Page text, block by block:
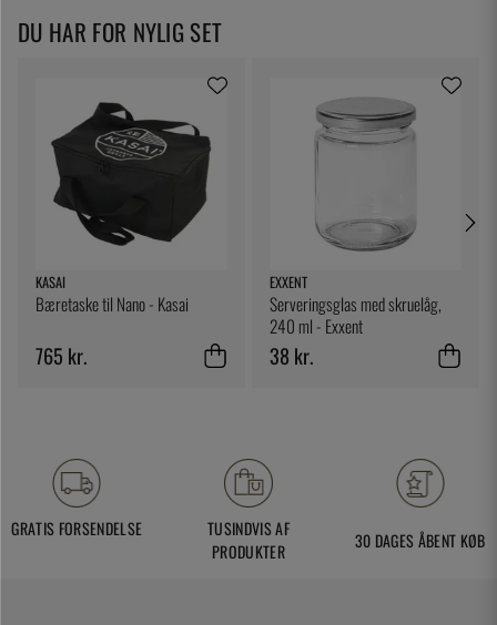
DU HAR FOR NYLIG SET
KASAI
Bæretaske til Nano - Kasai
765 kr.
EXXENT
Serveringsglas med skruelåg,
240 ml - Exxent
38 kr.
GRATIS FORSENDELSE
TUSINDVIS AF
PRODUKTER
30 DAGES ÅBENT KØB